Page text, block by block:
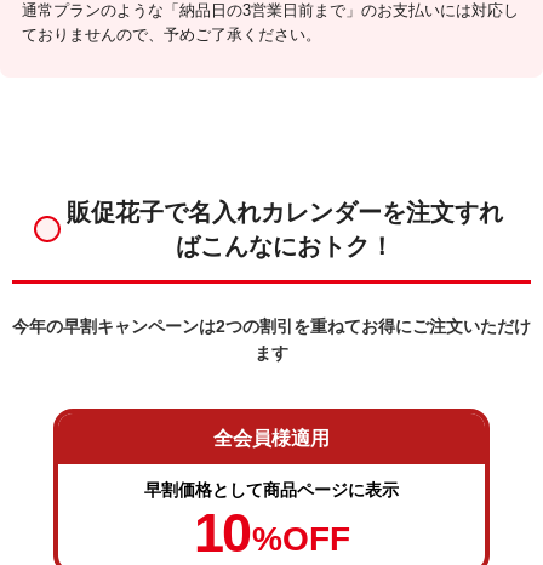
通常プランのような「納品日の3営業日前まで」のお支払いには対応し
ておりませんので、予めご了承ください。
販促花子で名入れカレンダーを注文すれ
ばこんなにおトク！
今年の早割キャンペーンは2つの割引を重ねてお得にご注文いただけ
ます
全会員様適用
早割価格として商品ページに表示
10%OFF